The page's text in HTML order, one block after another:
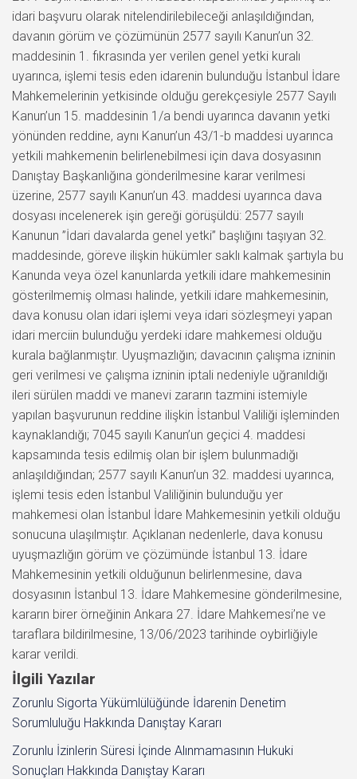
idari başvuru olarak nitelendirilebileceği anlaşıldığından,
davanın görüm ve çözümünün 2577 sayılı Kanun’un 32.
maddesinin 1. fıkrasında yer verilen genel yetki kuralı
uyarınca, işlemi tesis eden idarenin bulunduğu İstanbul İdare
Mahkemelerinin yetkisinde olduğu gerekçesiyle 2577 Sayılı
Kanun’un 15. maddesinin 1/a bendi uyarınca davanın yetki
yönünden reddine, aynı Kanun’un 43/1-b maddesi uyarınca
yetkili mahkemenin belirlenebilmesi için dava dosyasının
Danıştay Başkanlığına gönderilmesine karar verilmesi
üzerine, 2577 sayılı Kanun’un 43. maddesi uyarınca dava
dosyası incelenerek işin gereği görüşüldü: 2577 sayılı
Kanunun ”İdari davalarda genel yetki” başlığını taşıyan 32.
maddesinde, göreve ilişkin hükümler saklı kalmak şartıyla bu
Kanunda veya özel kanunlarda yetkili idare mahkemesinin
gösterilmemiş olması halinde, yetkili idare mahkemesinin,
dava konusu olan idari işlemi veya idari sözleşmeyi yapan
idari merciin bulunduğu yerdeki idare mahkemesi olduğu
kurala bağlanmıştır. Uyuşmazlığın; davacının çalışma izninin
geri verilmesi ve çalışma izninin iptali nedeniyle uğranıldığı
ileri sürülen maddi ve manevi zararın tazmini istemiyle
yapılan başvurunun reddine ilişkin İstanbul Valiliği işleminden
kaynaklandığı; 7045 sayılı Kanun’un geçici 4. maddesi
kapsamında tesis edilmiş olan bir işlem bulunmadığı
anlaşıldığından; 2577 sayılı Kanun’un 32. maddesi uyarınca,
işlemi tesis eden İstanbul Valiliğinin bulunduğu yer
mahkemesi olan İstanbul İdare Mahkemesinin yetkili olduğu
sonucuna ulaşılmıştır. Açıklanan nedenlerle, dava konusu
uyuşmazlığın görüm ve çözümünde İstanbul 13. İdare
Mahkemesinin yetkili olduğunun belirlenmesine, dava
dosyasının İstanbul 13. İdare Mahkemesine gönderilmesine,
kararın birer örneğinin Ankara 27. İdare Mahkemesi’ne ve
taraflara bildirilmesine, 13/06/2023 tarihinde oybirliğiyle
karar verildi.
İlgili Yazılar
Zorunlu Sigorta Yükümlülüğünde İdarenin Denetim
Sorumluluğu Hakkında Danıştay Kararı
Zorunlu İzinlerin Süresi İçinde Alınmamasının Hukuki
Sonuçları Hakkında Danıştay Kararı